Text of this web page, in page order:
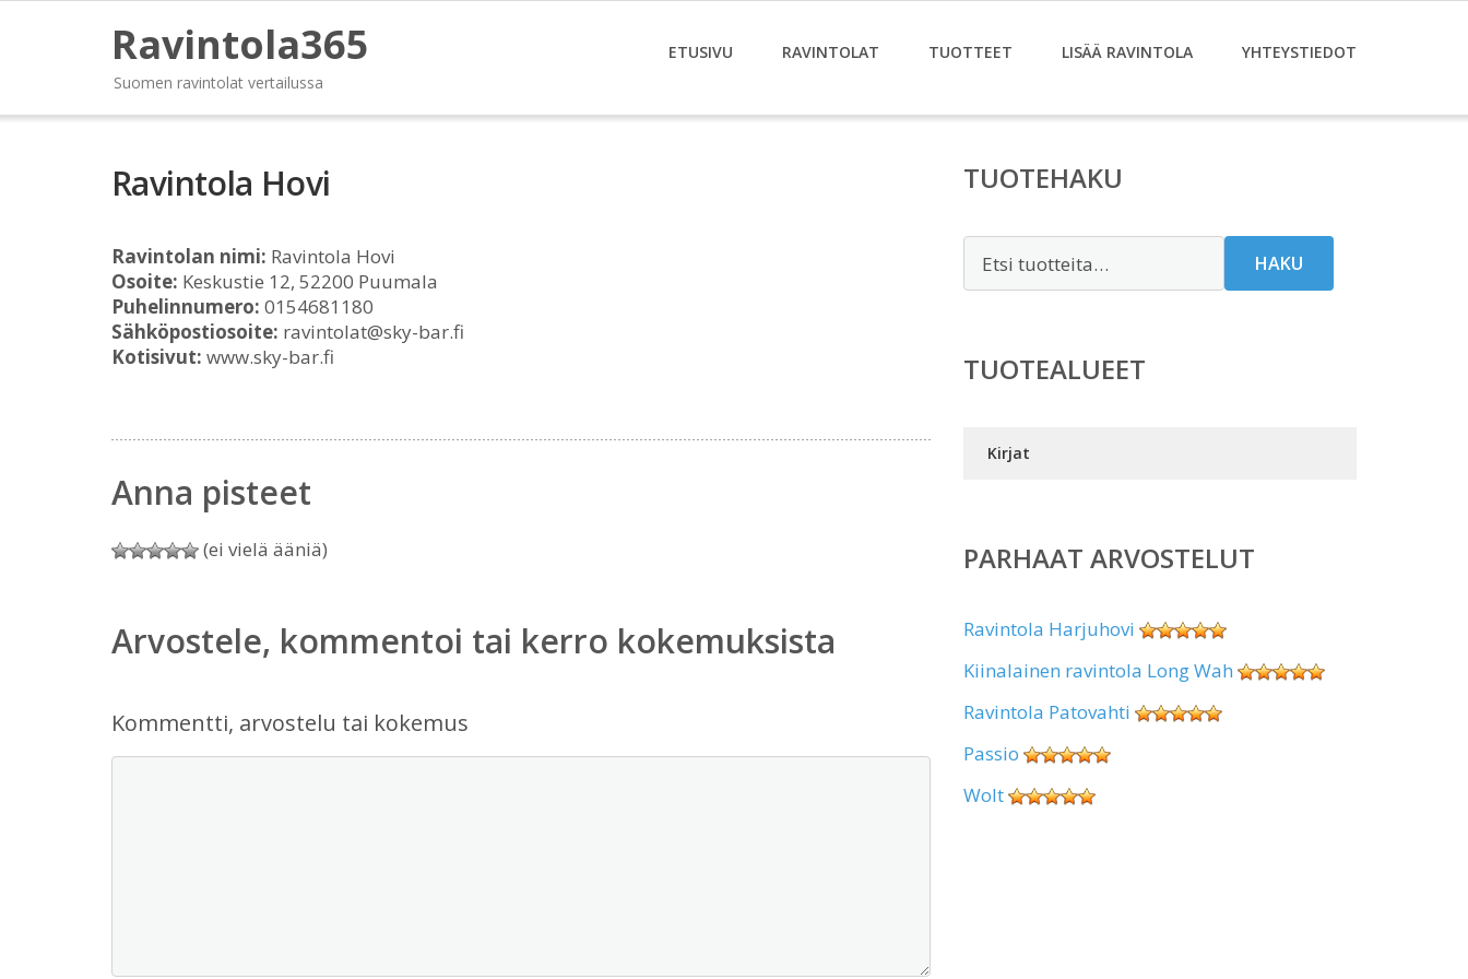
Ravintola365
Suomen ravintolat vertailussa
ETUSIVU RAVINTOLAT TUOTTEET LISÄÄ RAVINTOLA YHTEYSTIEDOT
Ravintola Hovi
Ravintolan nimi: Ravintola Hovi
Osoite: Keskustie 12, 52200 Puumala
Puhelinnumero: 0154681180
Sähköpostiosoite: ravintolat@sky-bar.fi
Kotisivut: www.sky-bar.fi
Anna pisteet
(ei vielä ääniä)
Arvostele, kommentoi tai kerro kokemuksista
Kommentti, arvostelu tai kokemus
TUOTEHAKU
HAKU
TUOTEALUEET
Kirjat
PARHAAT ARVOSTELUT
Ravintola Harjuhovi
Kiinalainen ravintola Long Wah
Ravintola Patovahti
Passio
Wolt